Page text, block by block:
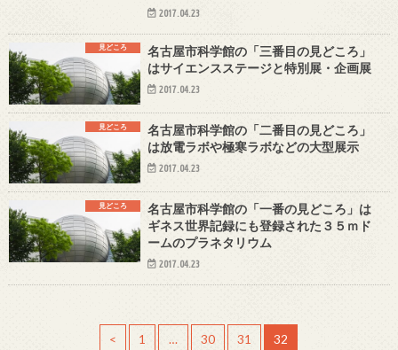
2017.04.23
見どころ
名古屋市科学館の「三番目の見どころ」
はサイエンスステージと特別展・企画展
2017.04.23
見どころ
名古屋市科学館の「二番目の見どころ」
は放電ラボや極寒ラボなどの大型展示
2017.04.23
見どころ
名古屋市科学館の「一番の見どころ」は
ギネス世界記録にも登録された３５ｍド
ームのプラネタリウム
2017.04.23
< 1 … 30 31 32